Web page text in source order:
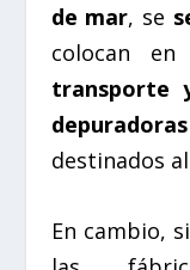
de mar, se
colocan en
transporte
depuradoras
destinados
En cambio,